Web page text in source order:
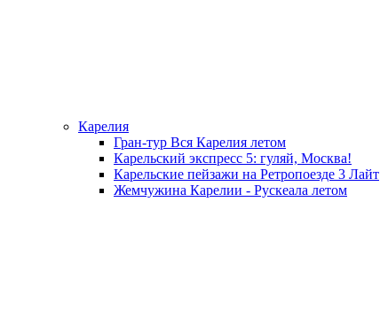
Карелия
Гран-тур Вся Карелия летом
Карельский экспресс 5: гуляй, Москва!
Карельские пейзажи на Ретропоезде 3 Лайт
Жемчужина Карелии - Рускеала летом